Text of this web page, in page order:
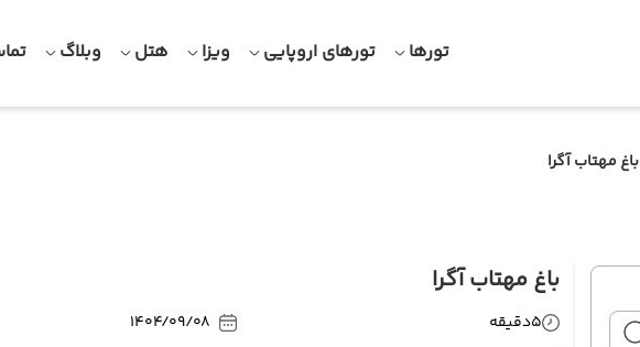
تورها تورهای اروپایی ویزا هتل وبلاگ
باغ مهتاب آگرا
باغ مهتاب آگرا
5دقیقه 1404/09/08